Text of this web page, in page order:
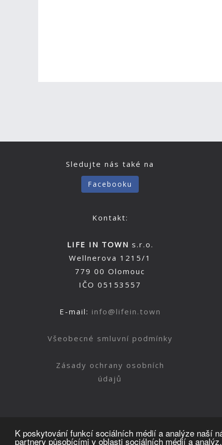
K poskytování funkcí sociálních médií a analýze naší
partnery působícími v oblasti sociálních médií a analýz.
Sledujte nás také na
Facebooku
Kontakt:
LIFE IN TOWN s.r.o.
Wellnerova 1215/1
779 00 Olomouc
IČO 05153557
E-mail: info@lifein.town
Všeobecné smluvní podmínky
Zásady ochrany osobních
údajů